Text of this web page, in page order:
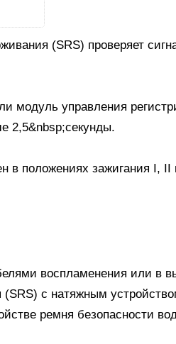
(SRS) проверяет
модуль управления
2,5&nbsp;секунды.
в положениях зажигания I, II
воспламенения или в
с натяжным
ремня безопасности